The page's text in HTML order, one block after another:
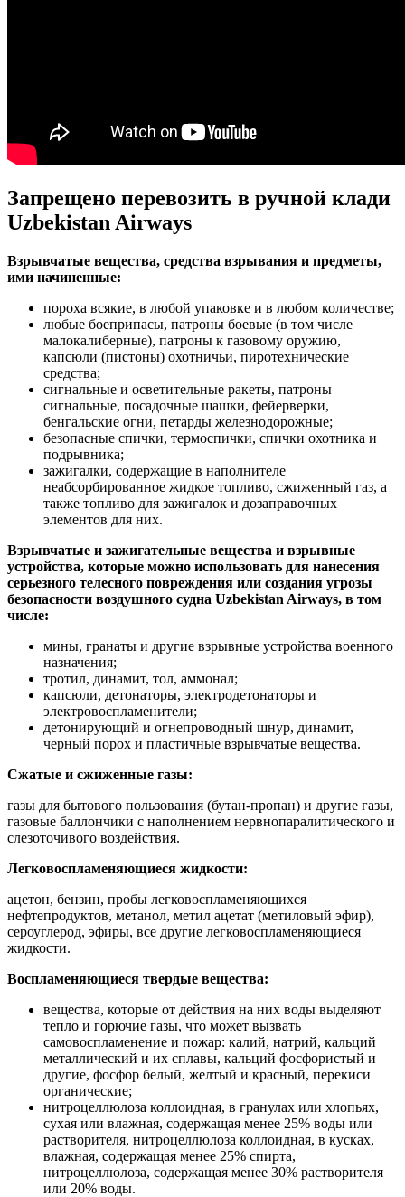
Запрещено перевозить в ручной клади
Uzbekistan Airways
Взрывчатые вещества, средства взрывания и предметы,
ими начиненные:
пороха всякие, в любой упаковке и в любом количестве;
любые боеприпасы, патроны боевые (в том числе
малокалиберные), патроны к газовому оружию,
капсюли (пистоны) охотничьи, пиротехнические
средства;
сигнальные и осветительные ракеты, патроны
сигнальные, посадочные шашки, фейерверки,
бенгальские огни, петарды железнодорожные;
безопасные спички, термоспички, спички охотника и
подрывника;
зажигалки, содержащие в наполнителе
неабсорбированное жидкое топливо, сжиженный газ, а
также топливо для зажигалок и дозаправочных
элементов для них.
Взрывчатые и зажигательные вещества и взрывные
устройства, которые можно использовать для нанесения
серьезного телесного повреждения или создания угрозы
безопасности воздушного судна Uzbekistan Airways, в том
числе:
мины, гранаты и другие взрывные устройства военного
назначения;
тротил, динамит, тол, аммонал;
капсюли, детонаторы, электродетонаторы и
электровоспламенители;
детонирующий и огнепроводный шнур, динамит,
черный порох и пластичные взрывчатые вещества.
Сжатые и сжиженные газы:
газы для бытового пользования (бутан-пропан) и другие газы,
газовые баллончики с наполнением нервнопаралитического и
слезоточивого воздействия.
Легковоспламеняющиеся жидкости:
ацетон, бензин, пробы легковоспламеняющихся
нефтепродуктов, метанол, метил ацетат (метиловый эфир),
сероуглерод, эфиры, все другие легковоспламеняющиеся
жидкости.
Воспламеняющиеся твердые вещества:
вещества, которые от действия на них воды выделяют
тепло и горючие газы, что может вызвать
самовоспламенение и пожар: калий, натрий, кальций
металлический и их сплавы, кальций фосфористый и
другие, фосфор белый, желтый и красный, перекиси
органические;
нитроцеллюлоза коллоидная, в гранулах или хлопьях,
сухая или влажная, содержащая менее 25% воды или
растворителя, нитроцеллюлоза коллоидная, в кусках,
влажная, содержащая менее 25% спирта,
нитроцеллюлоза, содержащая менее 30% растворителя
или 20% воды.